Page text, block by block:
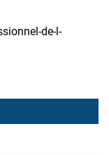
de-l-